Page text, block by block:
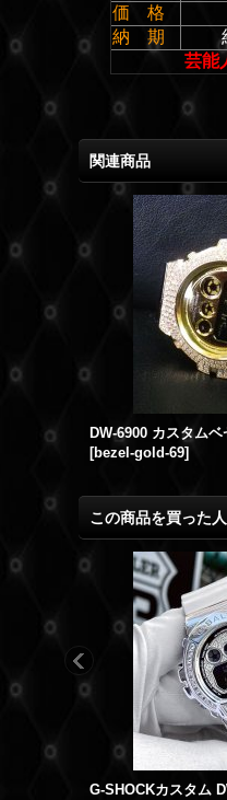
価 格
納 期
芸能
関連商品
DW-6900 カスタム
[bezel-gold-69]
この商品を買った